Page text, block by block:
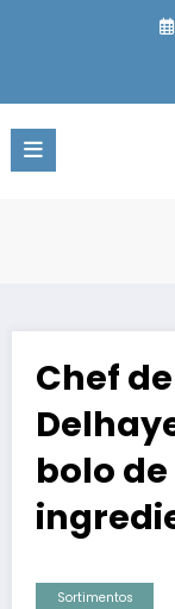
Chef
bolo
Sortimentos